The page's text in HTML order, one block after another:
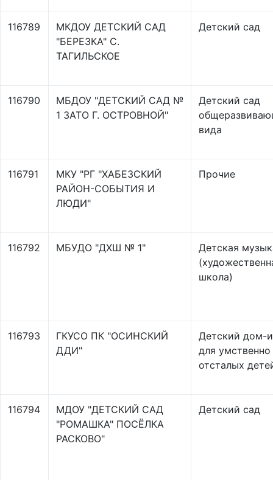
116789
МКДОУ ДЕТСКИЙ САД
"БЕРЕЗКА" С.
ТАГИЛЬСКОЕ
Детский сад
116790
МБДОУ "ДЕТСКИЙ САД №
1 ЗАТО Г. ОСТРОВНОЙ"
Детский сад
вида
116791
МКУ "РГ "ХАБЕЗСКИЙ
РАЙОН-СОБЫТИЯ И
ЛЮДИ"
Прочие
116792 МБУДО "ДХШ № 1"
Детская
школа)
116793
ГКУСО ПК "ОСИНСКИЙ
ДДИ"
Детский дом-
для умственно
отсталых
116794
МДОУ "ДЕТСКИЙ САД
"РОМАШКА" ПОСЁЛКА
РАСКОВО"
Детский сад